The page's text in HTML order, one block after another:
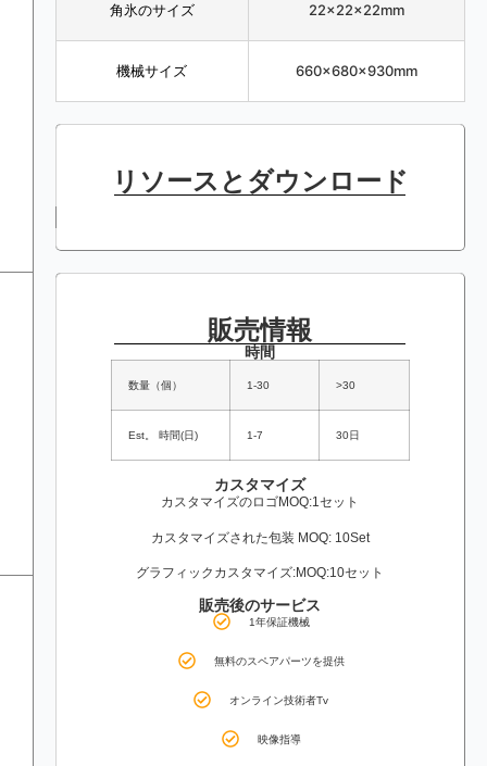
角氷のサイズ 22×22×22mm
機械サイズ 660×680×930mm
リソースとダウンロード
販売情報
時間
数量（個） 1-30 >30
Est。 時間(日) 1-7 30日
カスタマイズ
カスタマイズのロゴMOQ:1セット
カスタマイズされた包装 MOQ: 10Set
グラフィックカスタマイズ:MOQ:10セット
販売後のサービス
1年保証機械
無料のスペアパーツを提供
オンライン技術者Tv
映像指導